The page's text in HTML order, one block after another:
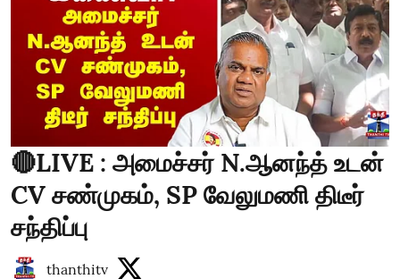
🔴LIVE : அமைச்சர் N.ஆனந்த் உடன்
CV சண்முகம், SP வேலுமணி திடீர்
சந்திப்பு
thanthitv